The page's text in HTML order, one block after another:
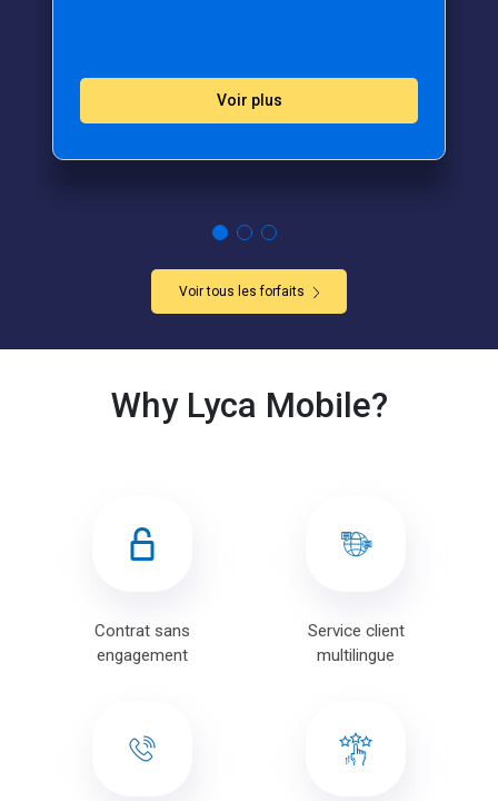
Voir plus
Voir tous les forfaits
Why Lyca Mobile?
Contrat sans
engagement
Service client
multilingue